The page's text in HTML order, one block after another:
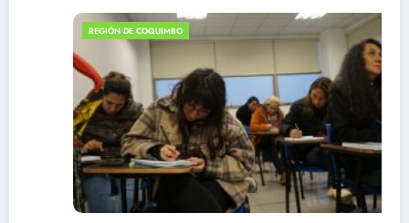
REGIÓN DE COQUIMBO